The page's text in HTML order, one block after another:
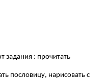
задания : прочитать
пословицу, нарисовать с